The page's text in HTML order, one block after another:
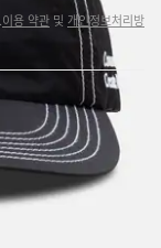
이용 약관 및 개인정보처리방